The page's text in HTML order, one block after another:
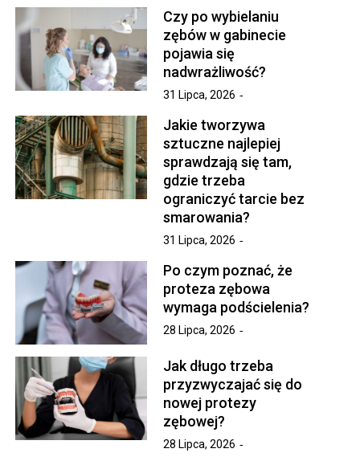
Czy po wybielaniu
zębów w gabinecie
pojawia się
nadwrażliwość?
31 Lipca, 2026
Jakie tworzywa
sztuczne najlepiej
sprawdzają się tam,
gdzie trzeba
ograniczyć tarcie bez
smarowania?
31 Lipca, 2026
Po czym poznać, że
proteza zębowa
wymaga podścielenia?
28 Lipca, 2026
Jak długo trzeba
przyzwyczajać się do
nowej protezy
zębowej?
28 Lipca, 2026